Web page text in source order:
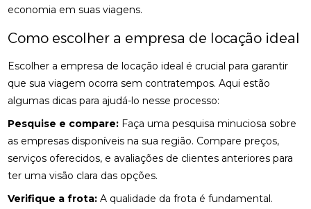
economia em suas viagens.
Como escolher a empresa de locação ideal
Escolher a empresa de locação ideal é crucial para garantir
que sua viagem ocorra sem contratempos. Aqui estão
algumas dicas para ajudá-lo nesse processo:
Pesquise e compare: Faça uma pesquisa minuciosa sobre
as empresas disponíveis na sua região. Compare preços,
serviços oferecidos, e avaliações de clientes anteriores para
ter uma visão clara das opções.
Verifique a frota: A qualidade da frota é fundamental.